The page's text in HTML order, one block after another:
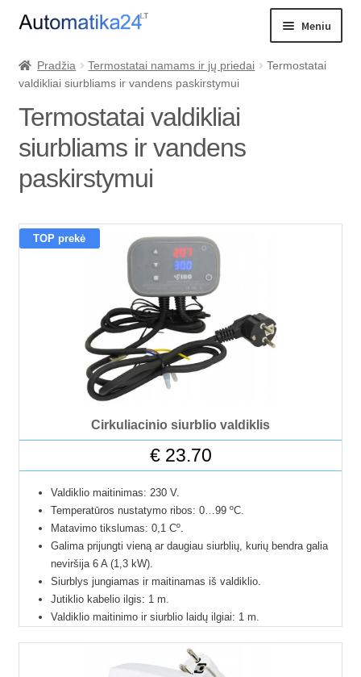
Pereiti
meniu
Pereiti
turinio
Meniu
PREKIŲ KATALOGAS
Greičio keitikliai
Termostatai siurbliams
Vožtuvai ir jų valdymas
Cirkuliaciniai siurbliai
Elektriniai įrankiai
Temperatūros reguliatoriai
Temperatūros jutikliai
Varikliai, motoreduktoriai
Žingsniniai varikliai
Inverteriai
Saulės moduliai
Valdikliai saulės kolektoriams
Pradžia Termostatai namams ir jų priedai
Termostatai
valdikliai siurbliams ir vandens paskirstymui
Termostatai valdikliai
siurbliams ir vandens
paskirstymui
TOP prekė
Cirkuliacinio siurblio valdiklis
€23.70
Valdiklio maitinimas: 230 V.
Temperatūros nustatymo ribos: 0…99 ºC.
Matavimo tikslumas: 0,1 Cº.
Galima prijungti vieną ar daugiau siurblių, kurių bendra galia
neviršija 6 A (1,3 kW).
Siurblys jungiamas ir maitinamas iš valdiklio.
Jutiklio kabelio ilgis: 1 m.
Valdiklio maitinimo ir siurblio laidų ilgiai: 1 m.
Su antiužšalimo funkcija.